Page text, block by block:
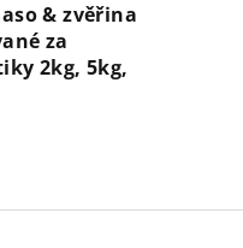
& zvěřina
za
2kg, 5kg,